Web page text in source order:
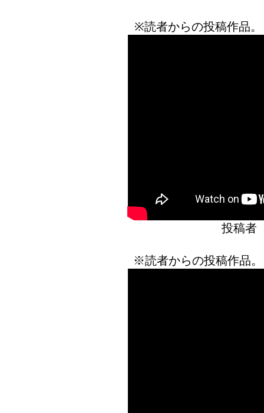
※読者からの投稿作品
投稿
※読者からの投稿作品